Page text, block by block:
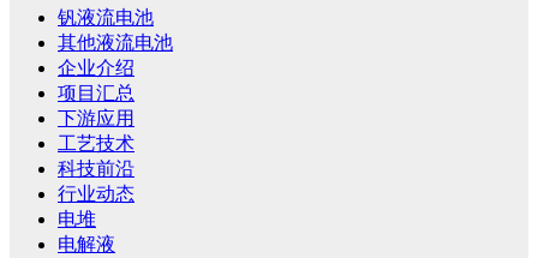
钒液流电池
其他液流电池
企业介绍
项目汇总
下游应用
工艺技术
科技前沿
行业动态
电堆
电解液